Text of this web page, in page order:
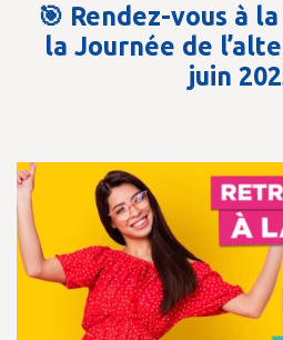
🎯 Rendez-vous à
la Journée de
juin